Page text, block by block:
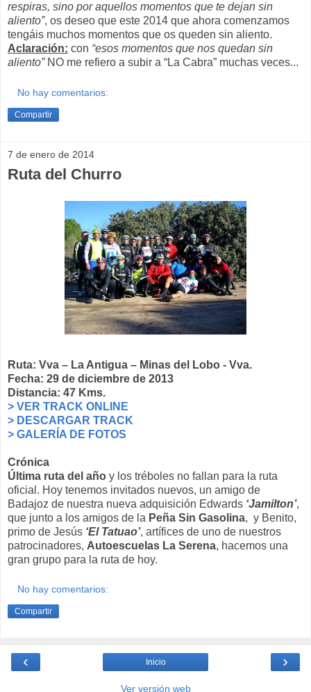
respiras, sino por aquellos momentos que te dejan sin
aliento”, os deseo que este 2014 que ahora comenzamos
tengáis muchos momentos que os queden sin aliento.
Aclaración: con “esos momentos que nos quedan sin
aliento”NO me refiero a subir a “La Cabra” muchas veces...
No hay comentarios:
Compartir
7 de enero de 2014
Ruta del Churro
Ruta: Vva – La Antigua – Minas del Lobo - Vva.
Fecha: 29 de diciembre de 2013
Distancia: 47 Kms.
> VER TRACK ONLINE
> DESCARGAR TRACK
> GALERÍA DE FOTOS
Crónica
Última ruta del año y los tréboles no fallan para la ruta
oficial. Hoy tenemos invitados nuevos, un amigo de
Badajoz de nuestra nueva adquisición Edwards ‘Jamilton’,
que junto a los amigos de la Peña Sin Gasolina, y Benito,
primo de Jesús ‘El Tatuao’, artífices de uno de nuestros
patrocinadores, Autoescuelas La Serena, hacemos una
gran grupo para la ruta de hoy.
No hay comentarios:
Compartir
‹ ›
Inicio
Ver versión web